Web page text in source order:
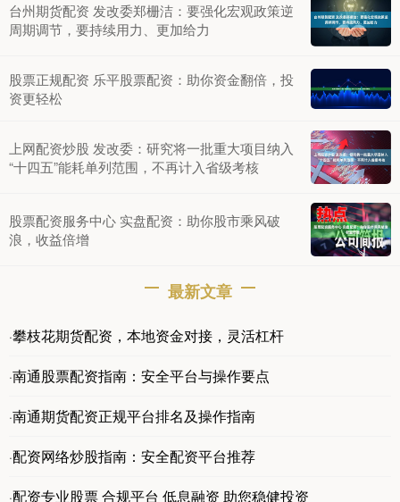
台州期货配资 发改委郑栅洁：要强化宏观政策逆
周期调节，要持续用力、更加给力
股票正规配资 乐平股票配资：助你资金翻倍，投
资更轻松
上网配资炒股 发改委：研究将一批重大项目纳入
“十四五”能耗单列范围，不再计入省级考核
股票配资服务中心 实盘配资：助你股市乘风破
浪，收益倍增
最新文章
·攀枝花期货配资，本地资金对接，灵活杠杆
·南通股票配资指南：安全平台与操作要点
·南通期货配资正规平台排名及操作指南
·配资网络炒股指南：安全配资平台推荐
·配资专业股票 合规平台 低息融资 助您稳健投资